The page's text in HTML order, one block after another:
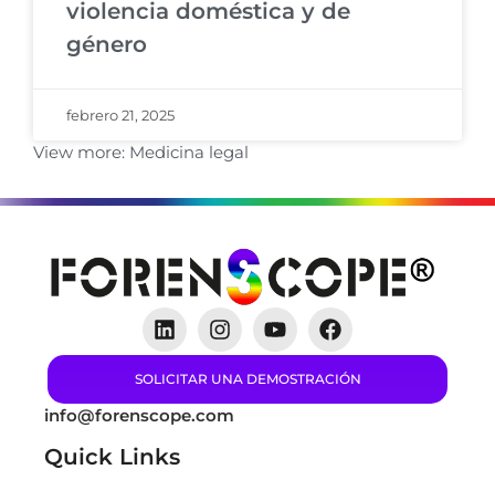
violencia doméstica y de
género
febrero 21, 2025
View more: Medicina legal
SOLICITAR UNA DEMOSTRACIÓN
info@forenscope.com
Quick Links